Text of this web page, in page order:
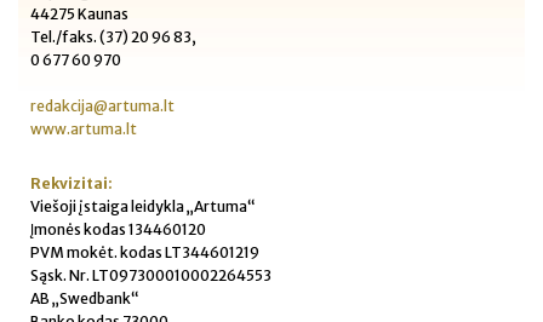
44275 Kaunas
Tel./faks. (37) 20 96 83,
0 677 60 970
redakcija@artuma.lt
www.artuma.lt
Rekvizitai:
Viešoji įstaiga leidykla „Artuma“
Įmonės kodas 134460120
PVM mokėt. kodas LT344601219
Sąsk. Nr. LT097300010002264553
AB „Swedbank“